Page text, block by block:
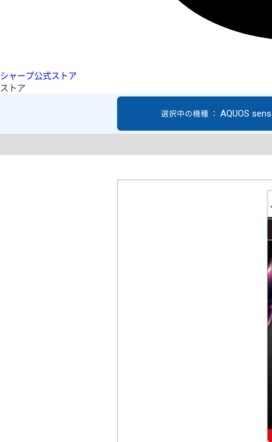
シャープ公式ストア
ストア
選択中の機種 ： AQUOS